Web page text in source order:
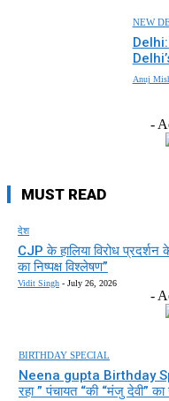
NEW
Anuj
-
MUST READ
देश
CJP के हालिया विरोध
का निष्पक्ष विश्लेषण”
Vidit Singh - July 26, 2026
-
BIRTHDAY SPECIAL
Neena gupta Birthday
रहा ” पंचायत “की “मंजु देवी”